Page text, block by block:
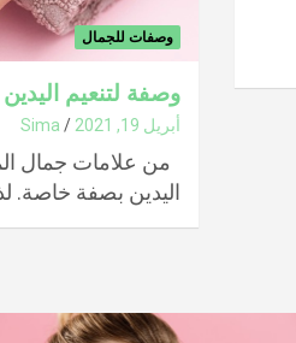
وصفات للجمال
وصفة لتنعيم اليدين
أبريل 19, 2021 Sima
من علامات جمال
اليدين بصفة خاصة.